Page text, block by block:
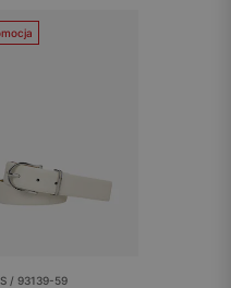
/ 93139-59